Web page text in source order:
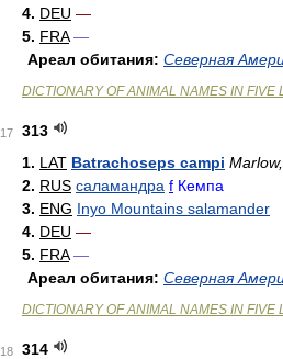
4. DEU —
5. FRA —
Ареал обитания: Северная
DICTIONARY OF ANIMAL NAMES IN FIVE
17
313
1. LAT Batrachoseps campi
2. RUS саламандра f Кемпа
3. ENG Inyo Mountains salamander
4. DEU —
5. FRA —
Ареал обитания: Северная
DICTIONARY OF ANIMAL NAMES IN FIVE
18
314